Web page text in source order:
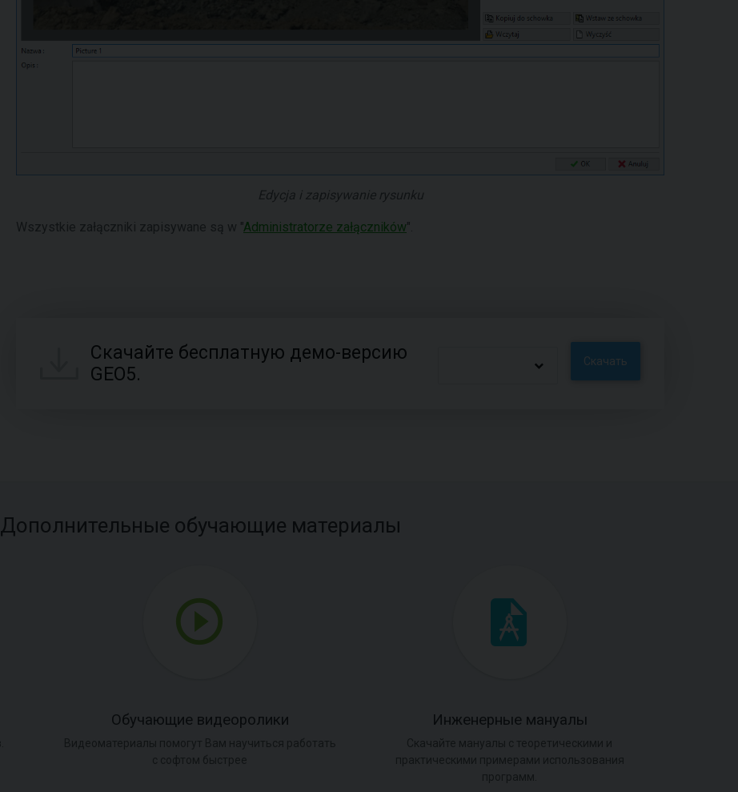
Edycja i zapisywanie rysunku
Wszystkie załączniki zapisywane są w "Administratorze załączników".
Скачайте бесплатную демо-версию
GEO5.
Скачать
Дополнительные обучающие материалы
Обучающие видеоролики Инженерные мануалы